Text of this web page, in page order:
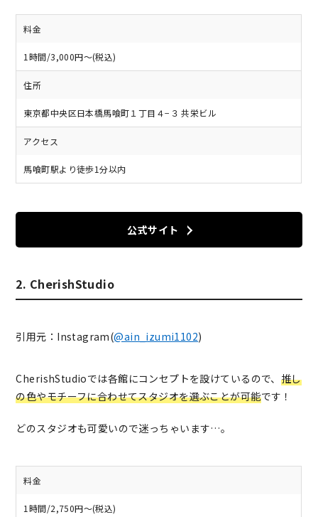
料金
1時間/3,000円～(税込)
住所
東京都中央区日本橋馬喰町１丁目４−３ 共栄ビル
アクセス
馬喰町駅より徒歩1分以内
公式サイト
2. CherishStudio
引用元：Instagram(@ain_izumi1102)
CherishStudioでは各館にコンセプトを設けているので、 推し
の色やモチーフに合わせてスタジオを選ぶことが可能です！
どのスタジオも可愛いので迷っちゃいます…。
料金
1時間/2,750円～(税込)